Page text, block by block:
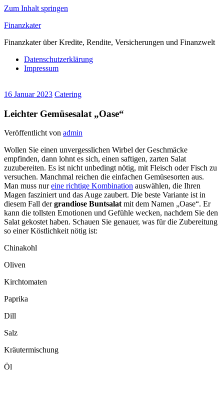
Zum Inhalt springen
Finanzkater
Finanzkater über Kredite, Rendite, Versicherungen und Finanzwelt
Datenschutzerklärung
Impressum
16 Januar 2023 Catering
Leichter Gemüsesalat „Oase“
Veröffentlicht von admin
Wollen Sie einen unvergesslichen Wirbel der Geschmäcke
empfinden, dann lohnt es sich, einen saftigen, zarten Salat
zuzubereiten. Es ist nicht unbedingt nötig, mit Fleisch oder Fisch zu
versuchen. Manchmal reichen die einfachen Gemüsesorten aus.
Man muss nureine richtige Kombination auswählen, die Ihren
Magen fasziniert und das Auge zaubert. Die beste Variante ist in
diesem Fall dergrandiose Buntsalatmit dem Namen „Oase“. Er
kann die tollsten Emotionen und Gefühle wecken, nachdem Sie den
Salat gekostet haben. Schauen Sie genauer, was für die Zubereitung
so einer Köstlichkeit nötig ist:
Chinakohl
Oliven
Kirchtomaten
Paprika
Dill
Salz
Kräutermischung
Öl